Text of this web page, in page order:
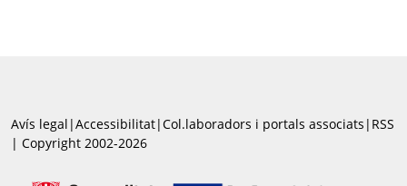
Avís legal |Accessibilitat|Col.laboradors i portals associats | RSS
| Copyright 2002-2026